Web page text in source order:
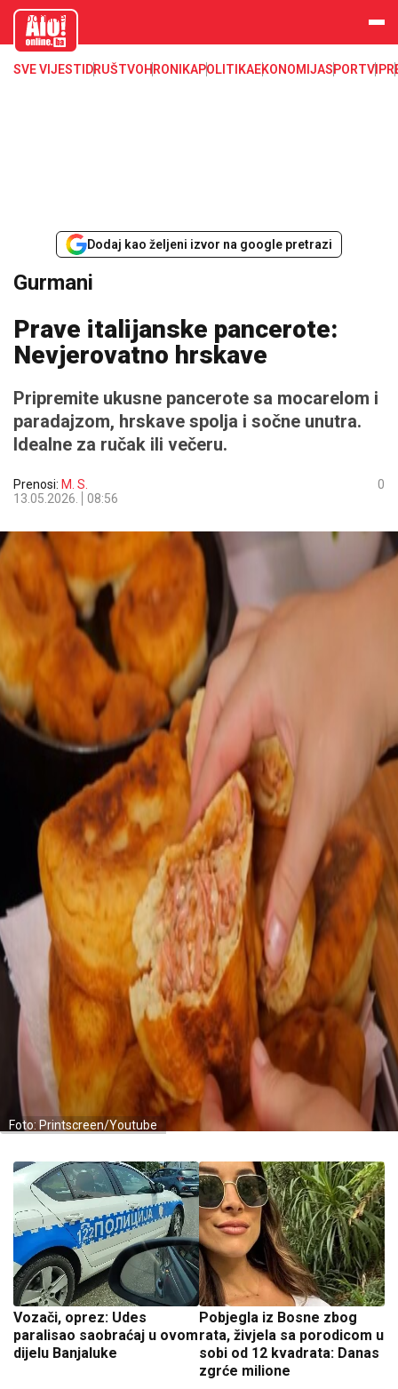
aloonline.b
SVE VIJESTI DRUŠTVOHRONIKAPOLITIKAEKONOMIJASPORTVIP
Dodaj kao željeni izvor na google pretrazi
Gurmani
Prave italijanske pancerote:
Nevjerovatno hrskave
Pripremite ukusne pancerote sa mocarelom i
paradajzom, hrskave spolja i sočne unutra.
Idealne za ručak ili večeru.
Prenosi: M. S.
13.05.2026.
08:56
0
Foto: Printscreen/Youtube
Vozači, oprez: Udes
paralisao saobraćaj u ovom
dijelu Banjaluke
Pobjegla iz Bosne zbog
rata, živjela sa porodicom u
sobi od 12 kvadrata: Danas
zgrće milione